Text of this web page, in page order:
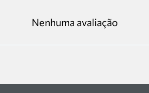
Nenhuma avaliação